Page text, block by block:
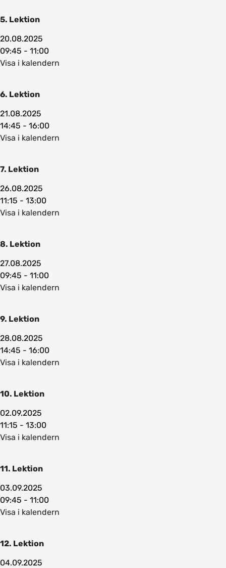
5. Lektion
20.08.2025
09:45 - 11:00
Visa i kalendern
6. Lektion
21.08.2025
14:45 - 16:00
Visa i kalendern
7. Lektion
26.08.2025
11:15 - 13:00
Visa i kalendern
8. Lektion
27.08.2025
09:45 - 11:00
Visa i kalendern
9. Lektion
28.08.2025
14:45 - 16:00
Visa i kalendern
10. Lektion
02.09.2025
11:15 - 13:00
Visa i kalendern
11. Lektion
03.09.2025
09:45 - 11:00
Visa i kalendern
12. Lektion
04.09.2025